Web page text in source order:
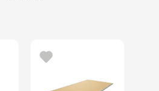
en diversos entornos de